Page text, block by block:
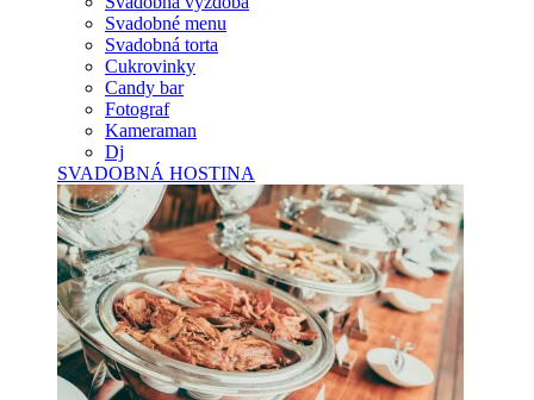
Svadobné menu
Svadobná torta
Cukrovinky
Candy bar
Fotograf
Kameraman
Dj
SVADOBNÁ HOSTINA